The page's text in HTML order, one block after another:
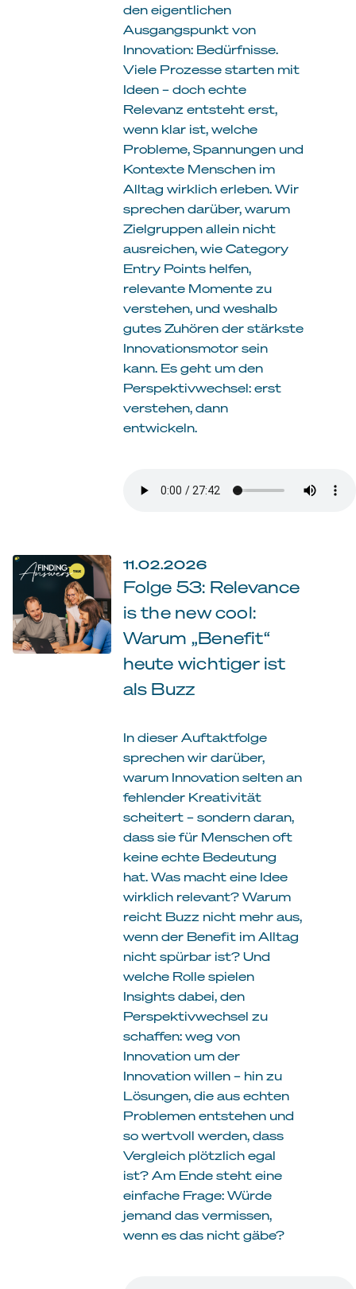
den eigentlichen
Ausgangspunkt von
Innovation: Bedürfnisse.
Viele Prozesse starten mit
Ideen – doch echte
Relevanz entsteht erst,
wenn klar ist, welche
Probleme, Spannungen und
Kontexte Menschen im
Alltag wirklich erleben. Wir
sprechen darüber, warum
Zielgruppen allein nicht
ausreichen, wie Category
Entry Points helfen,
relevante Momente zu
verstehen, und weshalb
gutes Zuhören der stärkste
Innovationsmotor sein
kann. Es geht um den
Perspektivwechsel: erst
verstehen, dann
entwickeln.
11.02.2026
Folge 53: Relevance
is the new cool:
Warum „Benefit“
heute wichtiger ist
als Buzz
In dieser Auftaktfolge
sprechen wir darüber,
warum Innovation selten an
fehlender Kreativität
scheitert – sondern daran,
dass sie für Menschen oft
keine echte Bedeutung
hat. Was macht eine Idee
wirklich relevant? Warum
reicht Buzz nicht mehr aus,
wenn der Benefit im Alltag
nicht spürbar ist? Und
welche Rolle spielen
Insights dabei, den
Perspektivwechsel zu
schaffen: weg von
Innovation um der
Innovation willen – hin zu
Lösungen, die aus echten
Problemen entstehen und
so wertvoll werden, dass
Vergleich plötzlich egal
ist? Am Ende steht eine
einfache Frage: Würde
jemand das vermissen,
wenn es das nicht gäbe?